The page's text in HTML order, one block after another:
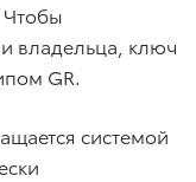
Чтобы
владельца, ключ
GR.
системой